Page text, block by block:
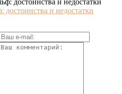
и недостатки